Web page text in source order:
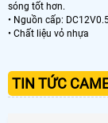
sóng tốt hơn.
• Nguồn cấp:
• Chất liệu vỏ nhựa
TIN TỨC